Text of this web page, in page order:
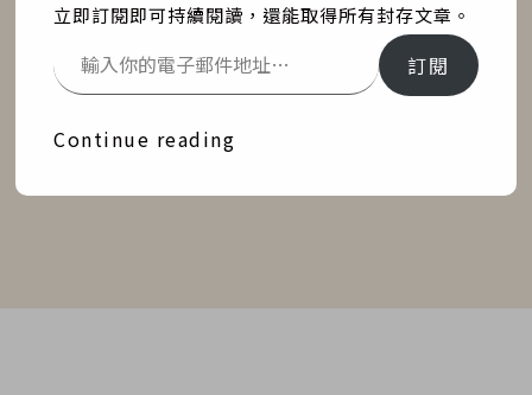
銷售紀錄
FP-60 學音樂要從小開始培養
立即訂閱即可持續閱讀，還能取得所有封存文章。
訂閱
Continue reading